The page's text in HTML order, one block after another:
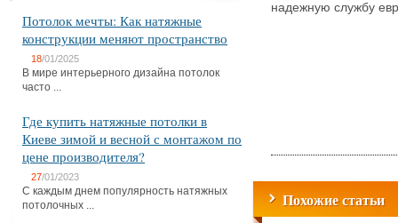
Потолок мечты: Как натяжные
конструкции меняют пространство
18/01/2025
В мире интерьерного дизайна потолок
часто ...
Где купить натяжные потолки в
Киеве зимой и весной с монтажом по
цене производителя?
27/01/2023
С каждым днем популярность натяжных
потолочных ...
надежную службу
Похожие статьи